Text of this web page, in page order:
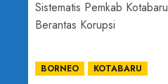
BORNEO KOTABARU